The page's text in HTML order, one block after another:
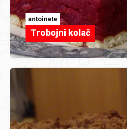
antoinete
Trobojni kolač